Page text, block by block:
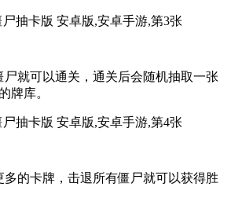
尸就可以通关，通关后会随机抽取一张
牌库。
多的卡牌，击退所有僵尸就可以获得胜